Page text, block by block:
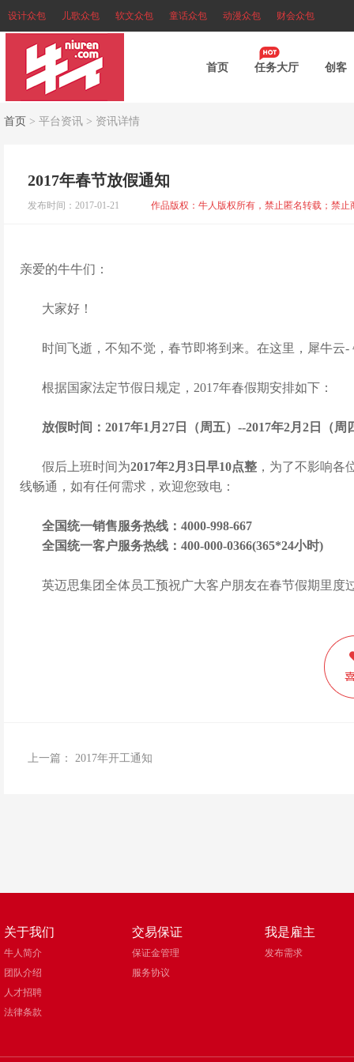
设计众包 儿歌众包 软文众包 童话众包 动漫众包 财会众包
首页 任务大厅 创客
首页 > 平台资讯 > 资讯详情
2017年春节放假通知
发布时间：2017-01-21 作品版权：牛人版权所有，禁止匿名转载；禁
亲爱的牛牛们：
大家好！
时间飞逝，不知不觉，春节即将到来。在这里，犀牛云-
根据国家法定节假日规定，2017年春假期安排如下：
放假时间：2017年1 月27 日（周五）--2017年2月 2 日（周
假后上班时间为2017年2月 3 日早10点整 ，为了不影响各
线畅通，如有任何需求，欢迎您致电：
全国统一销售服务热线：4000-998-667
全国统一客户服务热线：400-000-0366(365*24小时)
英迈思集团全体员工预祝广大客户朋友在春节假期里度
上一篇： 2017年开工通知
关于我们
牛人简介
团队介绍
人才招聘
法律条款
交易保证
保证金管理
服务协议
我是雇主
发布需求